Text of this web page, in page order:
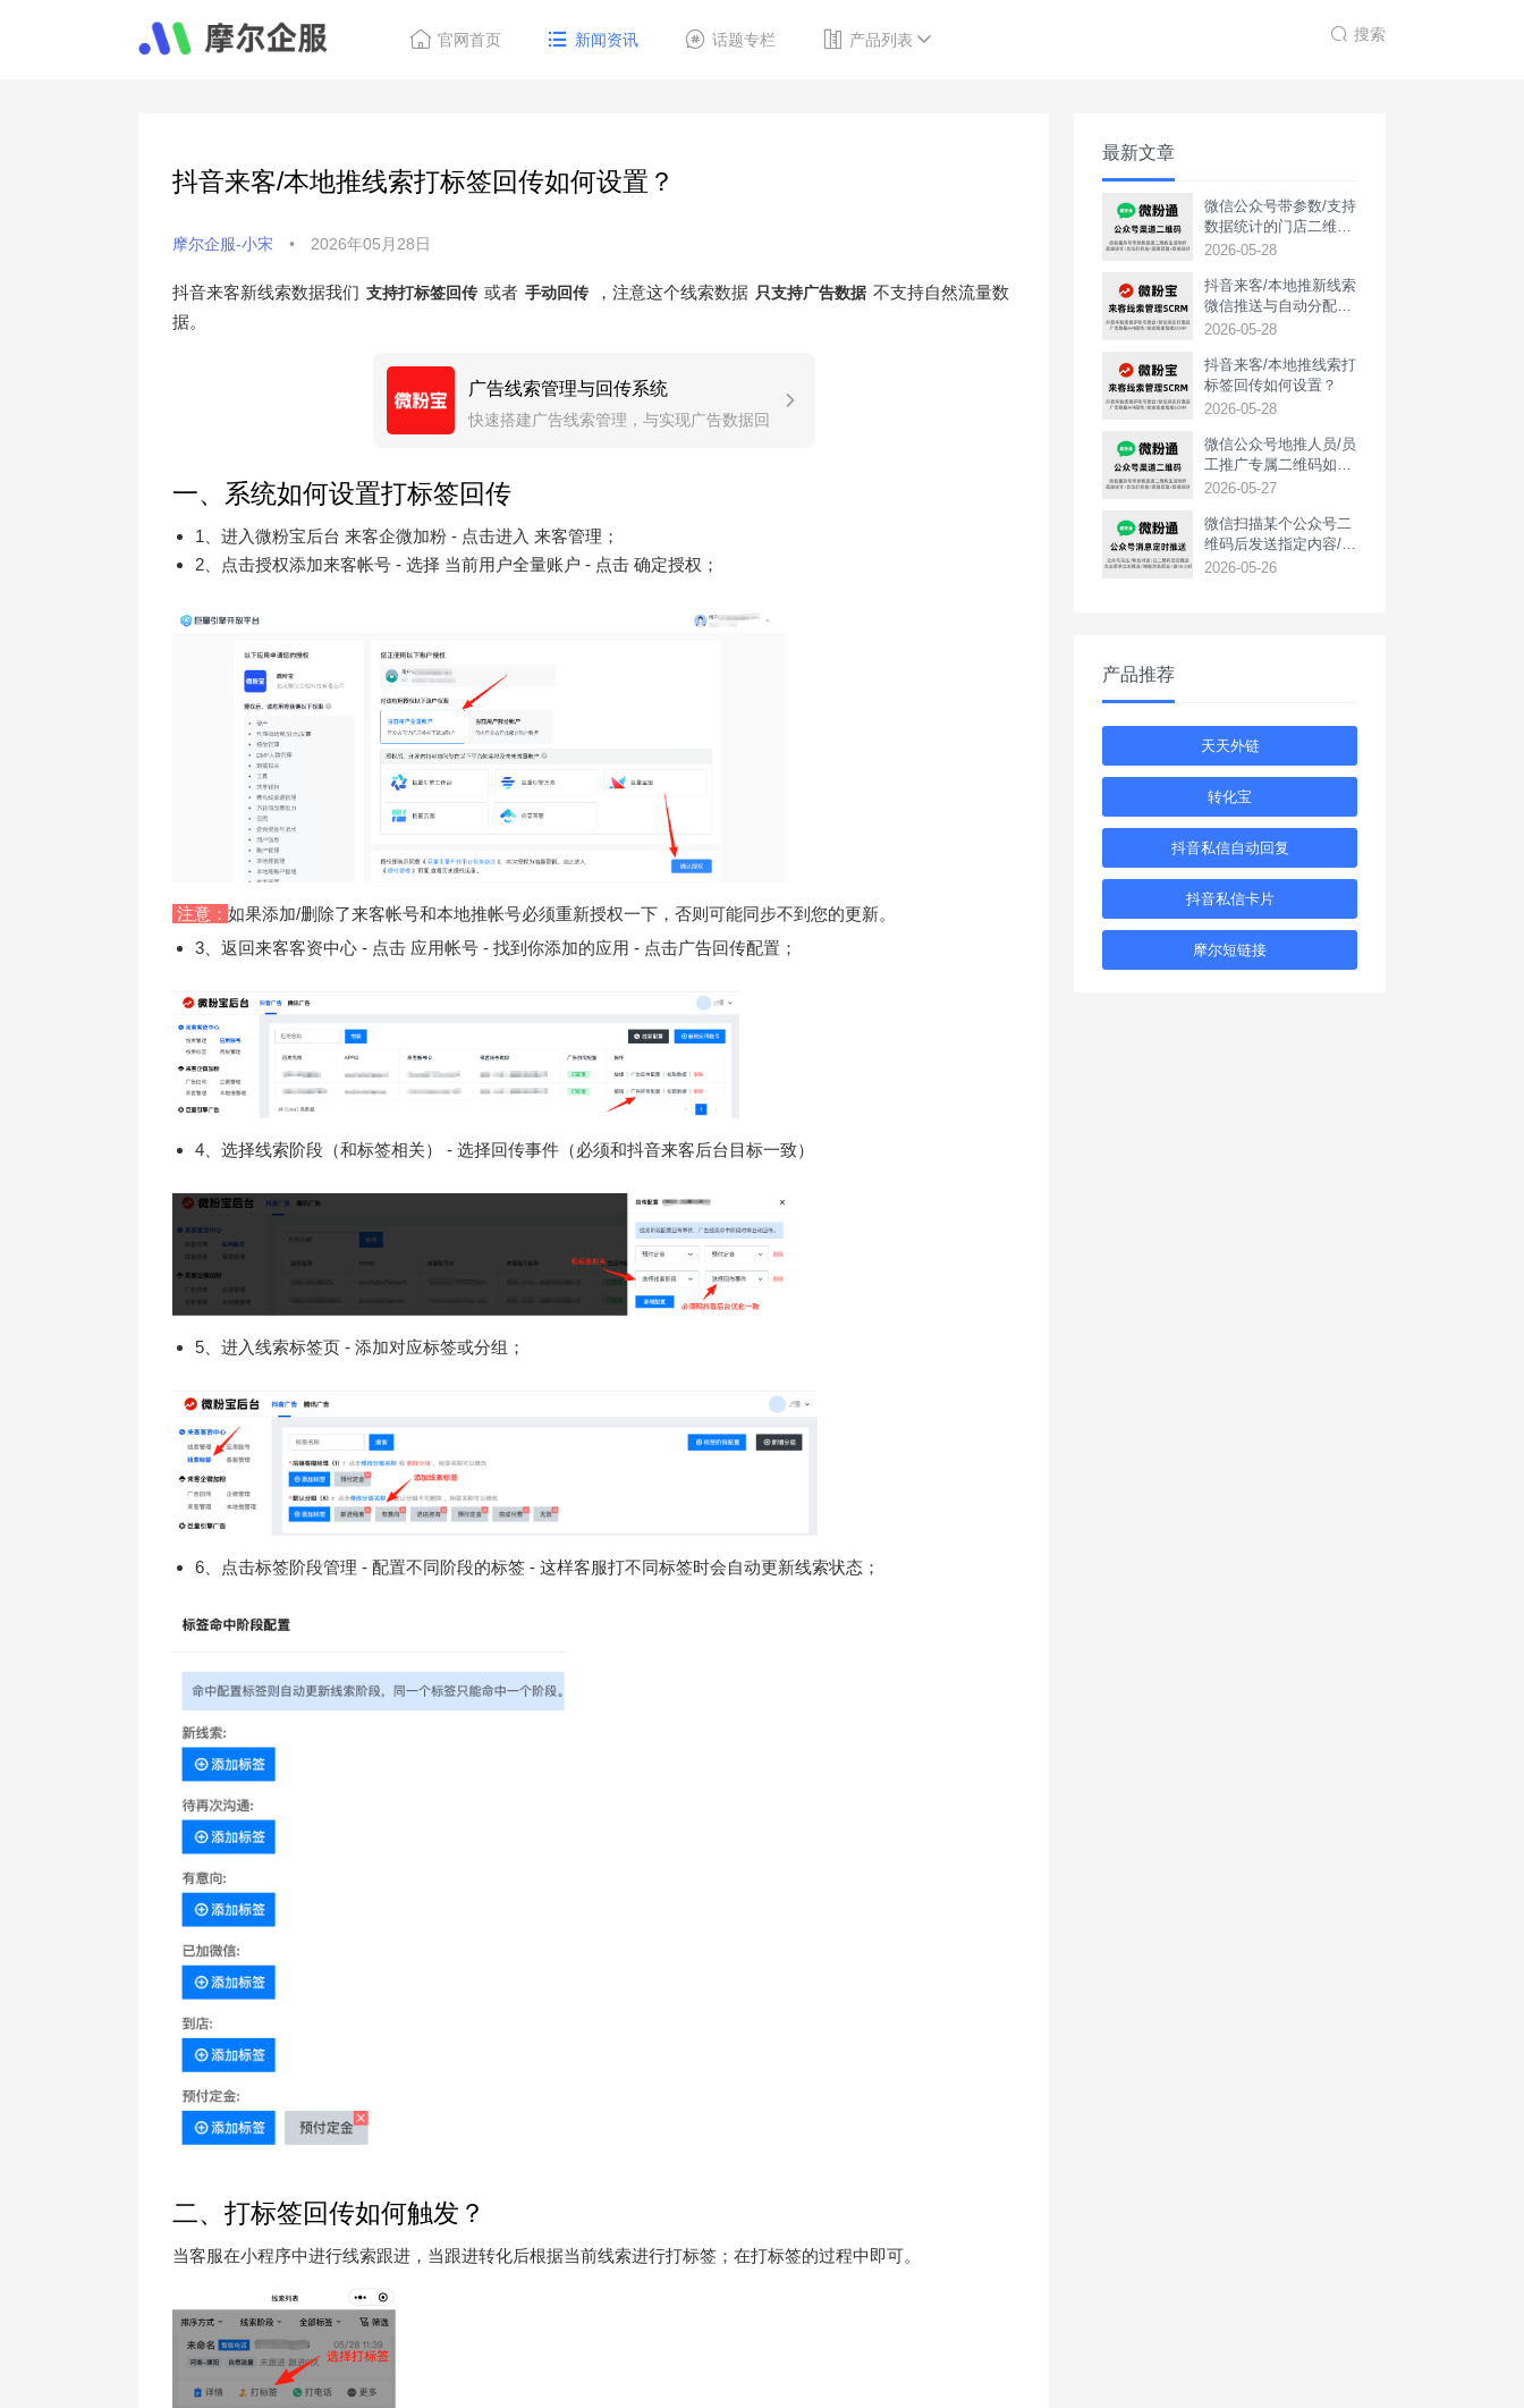
官网首页 新闻资讯 话题专栏 产品列表 搜索
抖音来客/本地推线索打标签回传如何设置？
摩尔企服-小宋 • 2026年05月28日
抖音来客新线索数据我们 支持打标签回传 或者 手动回传 ，注意这个线索数据 只支持广告数据 不支持自然流量数
据。
广告线索管理与回传系统
快速搭建广告线索管理，与实现广告数据回
一、系统如何设置打标签回传
1、进入微粉宝后台 来客企微加粉 - 点击进入 来客管理；
2、点击授权添加来客帐号 - 选择 当前用户全量账户 - 点击 确定授权；
注意： 如果添加/删除了来客帐号和本地推帐号必须重新授权一下，否则可能同步不到您的更新。
3、返回来客客资中心 - 点击 应用帐号 - 找到你添加的应用 - 点击广告回传配置；
4、选择线索阶段（和标签相关） - 选择回传事件（必须和抖音来客后台目标一致）
5、进入线索标签页 - 添加对应标签或分组；
6、点击标签阶段管理 - 配置不同阶段的标签 - 这样客服打不同标签时会自动更新线索状态；
二、打标签回传如何触发？
当客服在小程序中进行线索跟进，当跟进转化后根据当前线索进行打标签；在打标签的过程中即可。
最新文章
微信公众号带参数/支持
数据统计的门店二维码
如何生成？
2026-05-28
抖音来客/本地推新线索
微信推送与自动分配如
何实现？
2026-05-28
抖音来客/本地推线索打
标签回传如何设置？
2026-05-28
‌微信公众号地推人员/员
工推广专属二维码如何
生成？
2026-05-27
微信扫描某个公众号二
维码后发送指定内容/推
送专属内容如何设置？
2026-05-26
产品推荐
天天外链
转化宝
抖音私信自动回复
抖音私信卡片
摩尔短链接